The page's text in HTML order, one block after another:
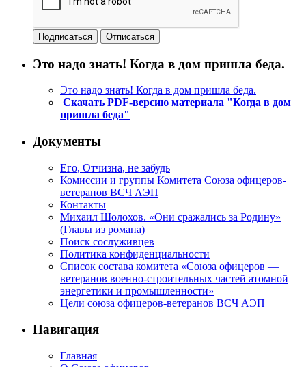
Это надо знать! Когда в дом пришла беда.
Это надо знать! Когда в дом пришла беда.
Скачать PDF-версию материала "Когда в дом
пришла беда"
Документы
Его, Отчизна, не забудь
Комиссии и группы Комитета Союза офицеров-
ветеранов ВСЧ АЭП
Контакты
Михаил Шолохов. «Они сражались за Родину»
(Главы из романа)
Поиск сослуживцев
Политика конфиденциальности
Список состава комитета «Союза офицеров —
ветеранов военно-строительных частей атомной
энергетики и промышленности»
Цели союза офицеров-ветеранов ВСЧ АЭП
Навигация
Главная